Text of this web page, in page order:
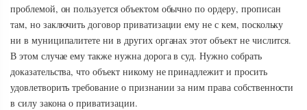
проблемой, он пользуется объектом обычно по ордеру, прописан
там, но заключить договор приватизации ему не с кем, поскольку
ни в муниципалитете ни в других органах этот объект не числится.
В этом случае ему также нужна дорога в суд. Нужно собрать
доказательства, что объект никому не принадлежит и просить
удовлетворить требование о признании за ним права собственности
в силу закона о приватизации.